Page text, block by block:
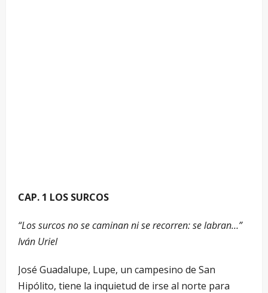
CAP. 1 LOS SURCOS
“Los surcos no se caminan ni se recorren: se labran…”
Iván Uriel
José Guadalupe, Lupe, un campesino de San
Hipólito, tiene la inquietud de irse al norte para